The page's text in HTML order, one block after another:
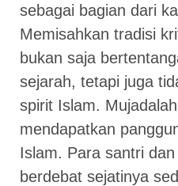
sebagai bagian dari
Memisahkan tradisi
bukan saja
sejarah, tetapi juga
spirit Islam.
mendapatkan
Islam. Para santri
berdebat sejatinya